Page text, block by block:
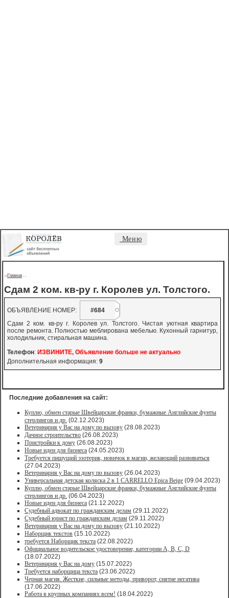
Меню
->Главная - -
Сдам 2 ком. кв-ру г. Королев ул. Толстого.
ОБЪЯВЛЕНИЕ НОМЕР:
#684
Сдам 2 ком. кв-ру г. Королев ул. Толстого. Чистая уютная квартира
после ремонта. Полностью меблирована мебелью. Кухонный гарнитур,
холодильник, стиральная машина.
Телефон: ИЗВИНИТЕ, Объявление больше не актуально
Дополнительная информация: 9
Последние добавления на сайт:
Куплю, обмен старые Швейцарские франки, бумажные Английские фунты
стерлингов и др. (02.12.2023)
Ветеринария у Вас на дому по вызову (28.08.2023)
Дачное строительство (26.08.2023)
Пристройки к дому (26.08.2023)
Новые идеи для бизнеса (24.05.2023)
Требуется пишущий эзотерик, новичок в магии, желающий развиваться
(27.04.2023)
Ветеринария у Вас на дому по вызову (26.04.2023)
Универсальная детская коляска 2 в 1 CARRELLO Epica Beige (09.04.2023)
Куплю, обмен старые Швейцарские франки, бумажные Английские фунты
стерлингов и др. (06.04.2023)
Новые идеи для бизнеса (21.12.2022)
Судебный адвокат по гражданским делам (29.11.2022)
Судебный юрист по гражданским делам (29.11.2022)
Ветеринария у Вас на дому по вызову (21.10.2022)
Наборщик текстов (15.10.2022)
требуется Наборщик текста (22.08.2022)
Официальное водительское удостоверение, категории A, B, C, D
(18.07.2022)
Ветеринария у Вас на дому (15.07.2022)
Требуется наборщица текста (23.06.2022)
Черная магия. Жесткие, сильные методы, приворот, снятие негатива
(17.06.2022)
Работа в крупных компаниях всем! (18.04.2022)